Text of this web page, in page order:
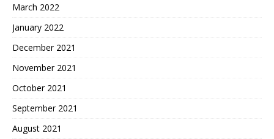
March 2022
January 2022
December 2021
November 2021
October 2021
September 2021
August 2021